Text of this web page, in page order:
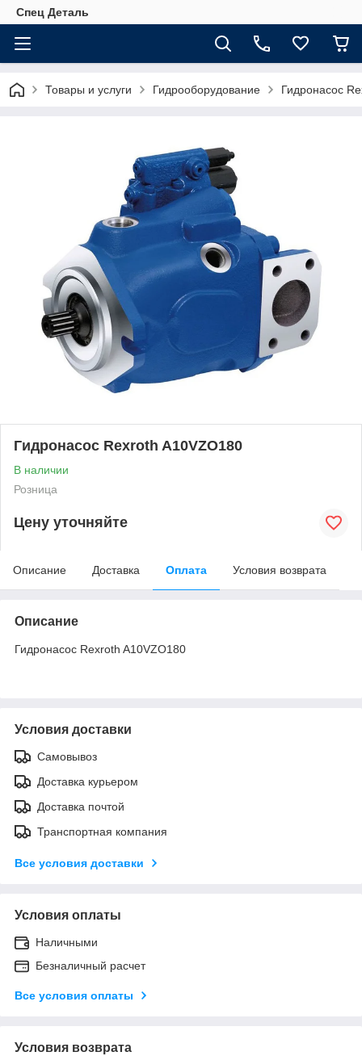
Спец Деталь
Товары и услуги Гидрооборудование Гидронасос
Гидронасос Rexroth A10VZO180
В наличии
Розница
Цену уточняйте
Описание Доставка Оплата Условия возврата
Описание
Гидронасос Rexroth A10VZO180
Условия доставки
Самовывоз
Доставка курьером
Доставка почтой
Транспортная компания
Все условия доставки
Условия оплаты
Наличными
Безналичный расчет
Все условия оплаты
Условия возврата